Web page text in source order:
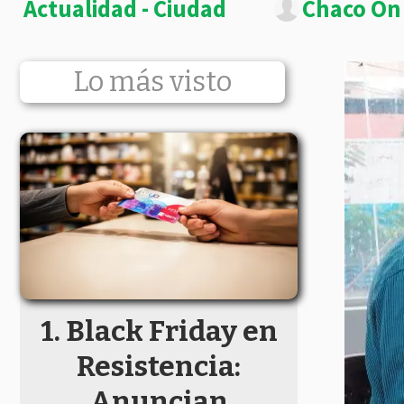
Actualidad - Ciudad Chaco
Lo más visto
Black Friday en
Resistencia: